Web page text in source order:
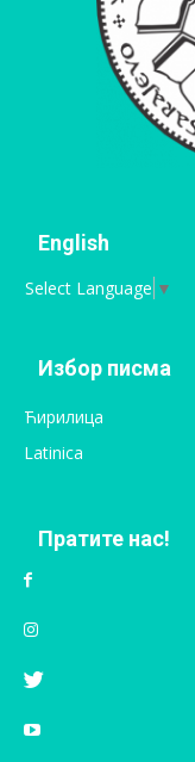
English
Select Language ▼
Избор писма
Ћирилица
Latinica
Пратите нас!